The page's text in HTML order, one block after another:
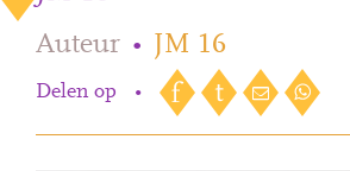
Auteur • JM 16
Delen op •